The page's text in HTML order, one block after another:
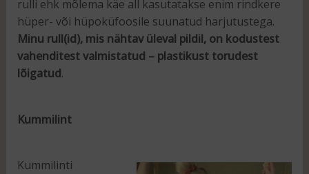
rulli ehk mõlema käe all kasutatakse enim rindkere
hüper- või hüpoküfoosile suunatud harjutustega.
Minu rull(id), mis nähtav üleval pildil, on kodustest
vahenditest valmistatud – plastikust torudest
lõigatud.
Kummilint
Kummilinti